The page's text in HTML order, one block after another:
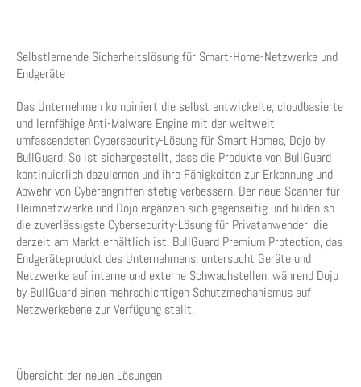
Selbstlernende Sicherheitslösung für Smart-Home-Netzwerke und
Endgeräte
Das Unternehmen kombiniert die selbst entwickelte, cloudbasierte
und lernfähige Anti-Malware Engine mit der weltweit
umfassendsten Cybersecurity-Lösung für Smart Homes, Dojo by
BullGuard. So ist sichergestellt, dass die Produkte von BullGuard
kontinuierlich dazulernen und ihre Fähigkeiten zur Erkennung und
Abwehr von Cyberangriffen stetig verbessern. Der neue Scanner für
Heimnetzwerke und Dojo ergänzen sich gegenseitig und bilden so
die zuverlässigste Cybersecurity-Lösung für Privatanwender, die
derzeit am Markt erhältlich ist. BullGuard Premium Protection, das
Endgeräteprodukt des Unternehmens, untersucht Geräte und
Netzwerke auf interne und externe Schwachstellen, während Dojo
by BullGuard einen mehrschichtigen Schutzmechanismus auf
Netzwerkebene zur Verfügung stellt.
Übersicht der neuen Lösungen